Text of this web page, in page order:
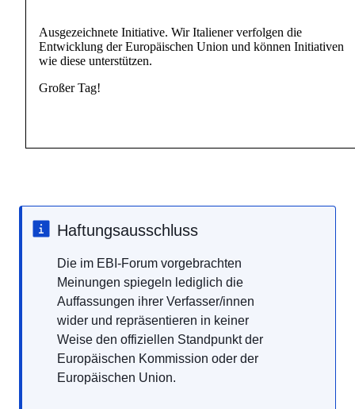
Ausgezeichnete Initiative. Wir Italiener verfolgen die
Entwicklung der Europäischen Union und können Initiativen
wie diese unterstützen.
Großer Tag!
Haftungsausschluss
Die im EBI-Forum vorgebrachten
Meinungen spiegeln lediglich die
Auffassungen ihrer Verfasser/innen
wider und repräsentieren in keiner
Weise den offiziellen Standpunkt der
Europäischen Kommission oder der
Europäischen Union.